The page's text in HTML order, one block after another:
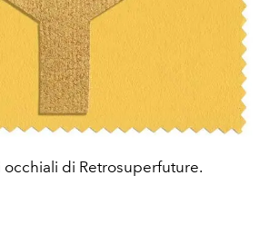
occhiali di Retrosuperfuture.